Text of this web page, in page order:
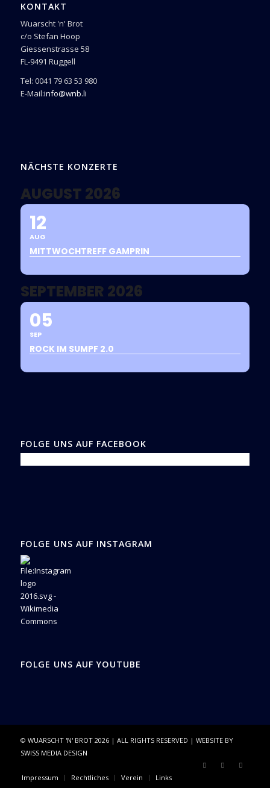
KONTAKT
Wuarscht 'n' Brot
c/o Stefan Hoop
Giessenstrasse 58
FL-9491 Ruggell
Tel: 0041 79 63 53 980
E-Mail:info@wnb.li
NÄCHSTE KONZERTE
AUGUST 2026
12
AUG
MITTWOCHTREFF GAMPRIN
SEPTEMBER 2026
05
SEP
ROCK IM SUMPF 2.0
FOLGE UNS AUF FACEBOOK
FOLGE UNS AUF INSTAGRAM
FOLGE UNS AUF YOUTUBE
© WUARSCHT 'N' BROT 2026| ALL RIGHTS RESERVED | WEBSITE BY
SWISS MEDIA DESIGN
Impressum Rechtliches Verein Links